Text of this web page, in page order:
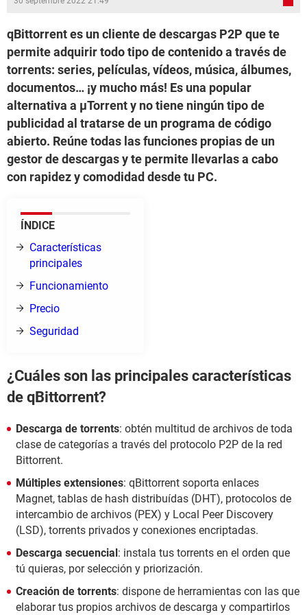
qBittorrent es un cliente de descargas P2P que te
permite adquirir todo tipo de contenido a través de
torrents: series, películas, vídeos, música, álbumes,
documentos… ¡y mucho más! Es una popular
alternativa a µTorrent y no tiene ningún tipo de
publicidad al tratarse de un programa de código
abierto. Reúne todas las funciones propias de un
gestor de descargas y te permite llevarlas a cabo
con rapidez y comodidad desde tu PC.
ÍNDICE
Características
principales
Funcionamiento
Precio
Seguridad
¿Cuáles son las principales características
de qBittorrent?
Descarga de torrents: obtén multitud de archivos de toda
clase de categorías a través del protocolo P2P de la red
Bittorrent.
Múltiples extensiones: qBittorrent soporta enlaces
Magnet, tablas de hash distribuídas (DHT), protocolos de
intercambio de archivos (PEX) y Local Peer Discovery
(LSD), torrents privados y conexiones encriptadas.
Descarga secuencial: instala tus torrents en el orden que
tú quieras, por selección y priorización.
Creación de torrents: dispone de herramientas con las que
elaborar tus propios archivos de descarga y compartirlos